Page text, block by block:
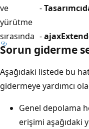
ve
yürütme
sırasında
-
-
Sorun giderme
Aşağıdaki listede bu
gidermeye yardımcı
Genel depolama
erişimi aşağıdaki